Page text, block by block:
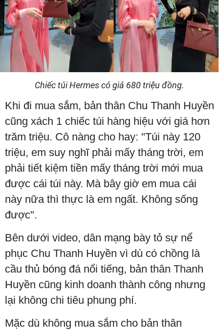
Chiếc túi Hermes có giá 680 triệu đồng.
Khi đi mua sắm, bản thân Chu Thanh Huyền
cũng xách 1 chiếc túi hàng hiệu với giá hơn
trăm triệu. Cô nàng cho hay: "Túi này 120
triệu, em suy nghĩ phải mấy tháng trời, em
phải tiết kiệm tiền mấy tháng trời mới mua
được cái túi này. Mà bây giờ em mua cái
này nữa thì thực là em ngất. Không sống
được".
Bên dưới video, dân mạng bày tỏ sự nể
phục Chu Thanh Huyền vì dù có chồng là
cầu thủ bóng đá nổi tiếng, bản thân Thanh
Huyền cũng kinh doanh thành công nhưng
lại không chi tiêu phung phí.
Mặc dù không mua sắm cho bản thân